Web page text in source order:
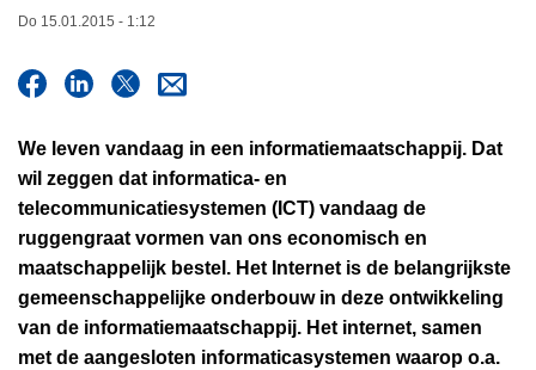
Do 15.01.2015 - 1:12
We leven vandaag in een informatiemaatschappij. Dat
wil zeggen dat informatica- en
telecommunicatiesystemen (ICT) vandaag de
ruggengraat vormen van ons economisch en
maatschappelijk bestel. Het Internet is de belangrijkste
gemeenschappelijke onderbouw in deze ontwikkeling
van de informatiemaatschappij. Het internet, samen
met de aangesloten informaticasystemen waarop o.a.